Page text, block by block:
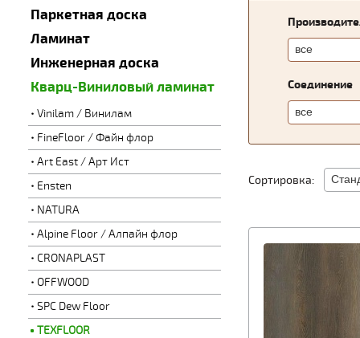
Паркетная доска
Ламинат
Инженерная доска
Кварц-Виниловый ламинат
Vinilam / Винилам
FineFloor / Файн флор
Art East / Арт Ист
Ensten
NATURA
Alpine Floor / Алпайн флор
CRONAPLAST
OFFWOOD
SPC Dew Floor
TEXFLOOR
Соединение
Сортировка: